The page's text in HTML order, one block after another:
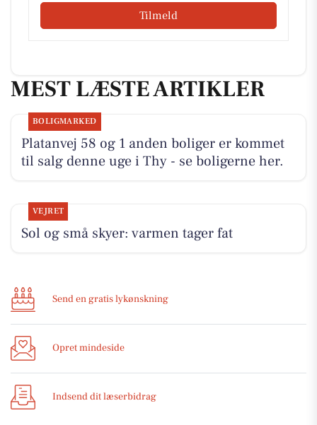
Tilmeld
MEST LÆSTE ARTIKLER
BOLIGMARKED
Platanvej 58 og 1 anden boliger er kommet
til salg denne uge i Thy - se boligerne her.
VEJRET
Sol og små skyer: varmen tager fat
Send en gratis lykønskning
Opret mindeside
Indsend dit læserbidrag